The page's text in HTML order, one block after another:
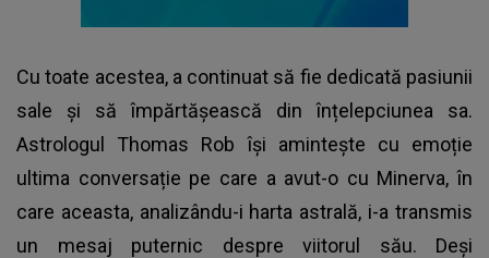
Cu toate acestea, a continuat să fie dedicată pasiunii
sale și să împărtășească din înțelepciunea sa.
Astrologul Thomas Rob își amintește cu emoție
ultima conversație pe care a avut-o cu Minerva, în
care aceasta, analizându-i harta astrală, i-a transmis
un mesaj puternic despre viitorul său. Deși